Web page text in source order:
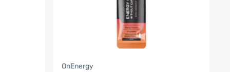
OnEnergy